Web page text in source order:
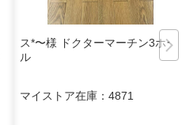
ス*〜様 ドクターマーチン3ホー
ル
マイストア在庫： 4871